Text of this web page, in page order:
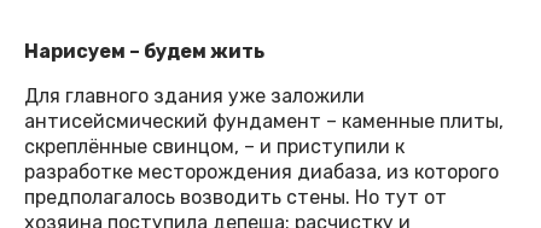
Нарисуем – будем жить
Для главного здания уже заложили
антисейсмический фундамент – каменные плиты,
скреплённые свинцом, – и приступили к
разработке месторождения диабаза, из которого
предполагалось возводить стены. Но тут от
хозяина поступила депеша: расчистку и